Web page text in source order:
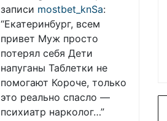
записи mostbet_knSa:
“Екатеринбург, всем
привет Муж просто
потерял себя Дети
напуганы Таблетки не
помогают Короче, только
это реально спасло —
психиатр нарколог…”